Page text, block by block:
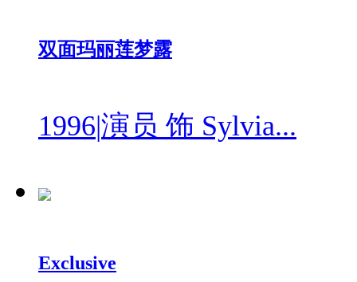
双面玛丽莲梦露
1996|演员 饰 Sylvia...
Exclusive